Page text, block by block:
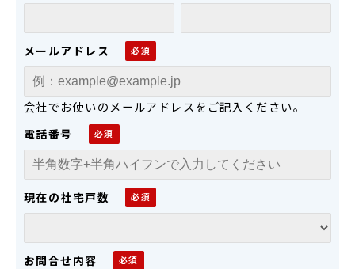
メールアドレス
会社でお使いのメールアドレスをご記入ください。
電話番号
現在の社宅戸数
お問合せ内容